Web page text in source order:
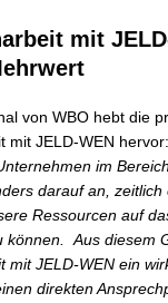
mit
von WBO hebt die
mit JELD-WEN hervor:
im
darauf an, zeitlich
Ressourcen auf
können. Aus diesem
mit JELD-WEN ein
direkten